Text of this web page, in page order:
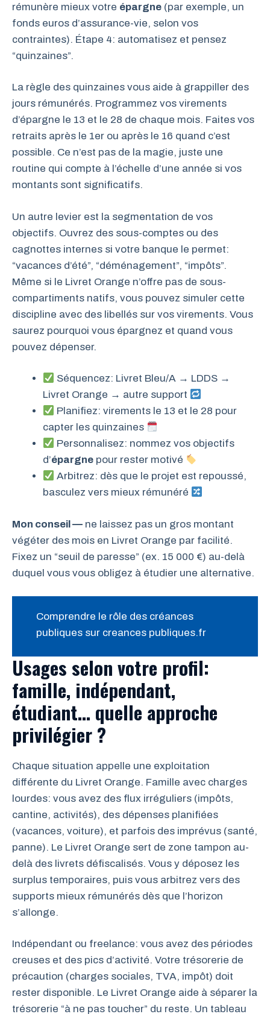
rémunère mieux votre épargne (par exemple, un
fonds euros d’assurance-vie, selon vos
contraintes). Étape 4: automatisez et pensez
“quinzaines”.
La règle des quinzaines vous aide à grappiller des
jours rémunérés. Programmez vos virements
d’épargne le 13 et le 28 de chaque mois. Faites vos
retraits après le 1er ou après le 16 quand c’est
possible. Ce n’est pas de la magie, juste une
routine qui compte à l’échelle d’une année si vos
montants sont significatifs.
Un autre levier est la segmentation de vos
objectifs. Ouvrez des sous-comptes ou des
cagnottes internes si votre banque le permet:
“vacances d’été”, “déménagement”, “impôts”.
Même si le Livret Orange n’offre pas de sous-
compartiments natifs, vous pouvez simuler cette
discipline avec des libellés sur vos virements. Vous
saurez pourquoi vous épargnez et quand vous
pouvez dépenser.
Séquencez: Livret Bleu/A → LDDS →
Livret Orange → autre support
Planifiez: virements le 13 et le 28 pour
capter les quinzaines
Personnalisez: nommez vos objectifs
d’épargne pour rester motivé
Arbitrez: dès que le projet est repoussé,
basculez vers mieux rémunéré
Mon conseil — ne laissez pas un gros montant
végéter des mois en Livret Orange par facilité.
Fixez un “seuil de paresse” (ex. 15 000 €) au-delà
duquel vous vous obligez à étudier une alternative.
Comprendre le rôle des créances
publiques sur creances publiques.fr
Usages selon votre profil:
famille, indépendant,
étudiant… quelle approche
privilégier ?
Chaque situation appelle une exploitation
différente du Livret Orange. Famille avec charges
lourdes: vous avez des flux irréguliers (impôts,
cantine, activités), des dépenses planifiées
(vacances, voiture), et parfois des imprévus (santé,
panne). Le Livret Orange sert de zone tampon au-
delà des livrets défiscalisés. Vous y déposez les
surplus temporaires, puis vous arbitrez vers des
supports mieux rémunérés dès que l’horizon
s’allonge.
Indépendant ou freelance: vous avez des périodes
creuses et des pics d’activité. Votre trésorerie de
précaution (charges sociales, TVA, impôt) doit
rester disponible. Le Livret Orange aide à séparer la
trésorerie “à ne pas toucher” du reste. Un tableau